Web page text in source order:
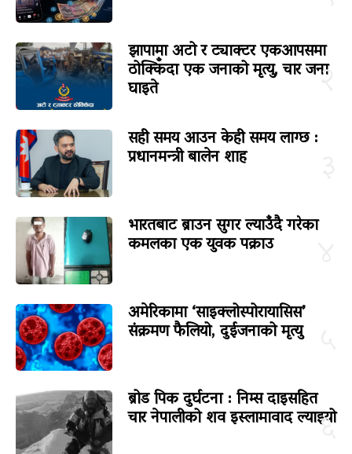
२
झापामा अटो र ट्याक्टर एकआपसमा
ठोक्किँदा एक जनाको मृत्यु, चार जना
घाइते
सही समय आउन केही समय लाग्छ :
प्रधानमन्त्री बालेन शाह
भारतबाट ब्राउन सुगर ल्याउँदै गरेका
कमलका एक युवक पक्राउ
अमेरिकामा ‘साइक्लोस्पोरायासिस’
संक्रमण फैलियो, दुईजनाको मृत्यु
६
ब्रोड पिक दुर्घटना : निम्स दाइसहित
चार नेपालीको शव इस्लामावाद ल्याइयो